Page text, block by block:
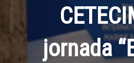
jornada